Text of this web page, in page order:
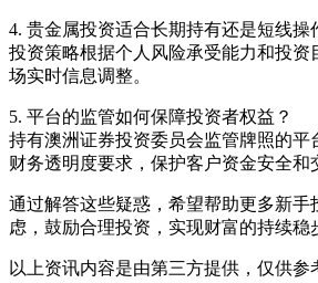
4. 贵金属投资适合长期持有还是短线操
投资策略根据个人风险承受能力和投资
场实时信息调整。
5. 平台的监管如何保障投资者权益？
持有澳洲证券投资委员会监管牌照的平
财务透明度要求，保护客户资金安全和
通过解答这些疑惑，希望帮助更多新手
虑，鼓励合理投资，实现财富的持续稳
以上资讯内容是由第三方提供，仅供参